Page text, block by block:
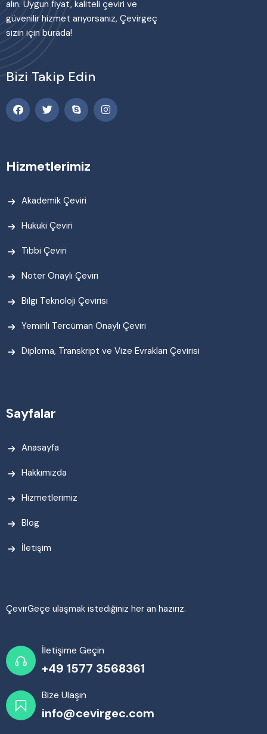
alın. Uygun fiyat, kaliteli çeviri ve
güvenilir hizmet arıyorsanız, Çevirgeç
sizin için burada!
Bizi Takip Edin
Hizmetlerimiz
Akademik Çeviri
Hukuki Çeviri
Tıbbi Çeviri
Noter Onaylı Çeviri
Bilgi Teknoloji Çevirisi
Yeminli Tercüman Onaylı Çeviri
Diploma, Transkript ve Vize Evrakları Çevirisi
Sayfalar
Anasayfa
Hakkımızda
Hizmetlerimiz
Blog
İletişim
ÇevirGeçe ulaşmak istediğiniz her an hazırız.
İletişime Geçin
+49 1577 3568361
Bize Ulaşın
info@cevirgec.com